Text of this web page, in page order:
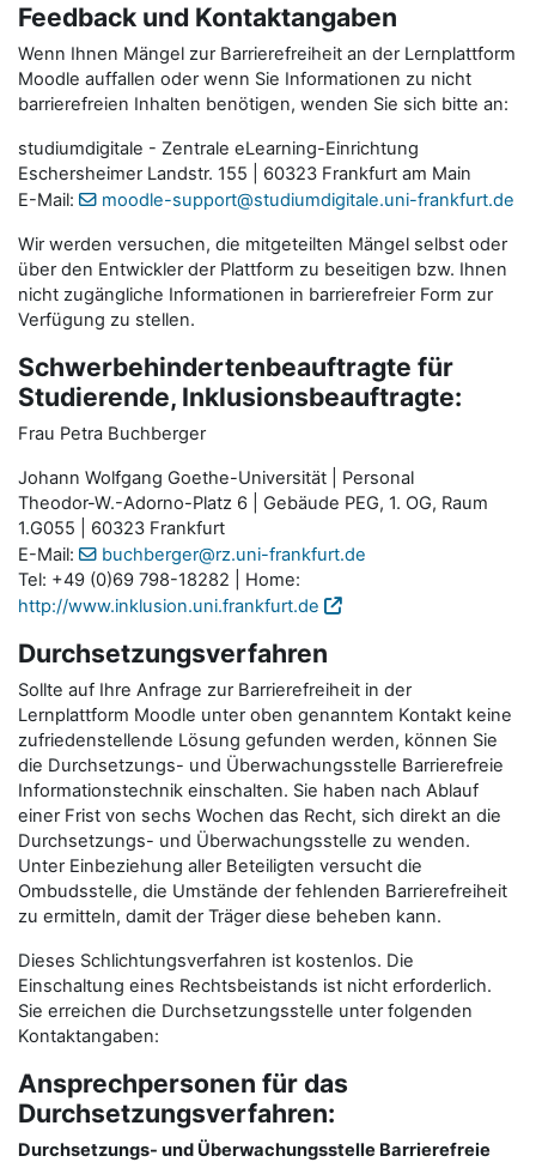
Feedback und Kontaktangaben
Wenn Ihnen Mängel zur Barrierefreiheit an der Lernplattform
Moodle auffallen oder wenn Sie Informationen zu nicht
barrierefreien Inhalten benötigen, wenden Sie sich bitte an:
studiumdigitale - Zentrale eLearning-Einrichtung
Eschersheimer Landstr. 155 | 60323 Frankfurt am Main
E-Mail:
moodle-support@studiumdigitale.uni-frankfurt.de
Wir werden versuchen, die mitgeteilten Mängel selbst oder
über den Entwickler der Plattform zu beseitigen bzw. Ihnen
nicht zugängliche Informationen in barrierefreier Form zur
Verfügung zu stellen.
Schwerbehindertenbeauftragte für
Studierende, Inklusionsbeauftragte:
Frau Petra Buchberger
Johann Wolfgang Goethe-Universität | Personal
Theodor-W.-Adorno-Platz 6 | Gebäude PEG, 1. OG, Raum
1.G055 | 60323 Frankfurt
E-Mail:
buchberger@rz.uni-frankfurt.de
Tel: +49 (0)69 798-18282 | Home:
http://www.inklusion.uni.frankfurt.de
Durchsetzungsverfahren
Sollte auf Ihre Anfrage zur Barrierefreiheit in der
Lernplattform Moodle unter oben genanntem Kontakt keine
zufriedenstellende Lösung gefunden werden, können Sie
die Durchsetzungs- und Überwachungsstelle Barrierefreie
Informationstechnik einschalten. Sie haben nach Ablauf
einer Frist von sechs Wochen das Recht, sich direkt an die
Durchsetzungs- und Überwachungsstelle zu wenden.
Unter Einbeziehung aller Beteiligten versucht die
Ombudsstelle, die Umstände der fehlenden Barrierefreiheit
zu ermitteln, damit der Träger diese beheben kann.
Dieses Schlichtungsverfahren ist kostenlos. Die
Einschaltung eines Rechtsbeistands ist nicht erforderlich.
Sie erreichen die Durchsetzungsstelle unter folgenden
Kontaktangaben:
Ansprechpersonen für das
Durchsetzungsverfahren:
Durchsetzungs- und Überwachungsstelle Barrierefreie